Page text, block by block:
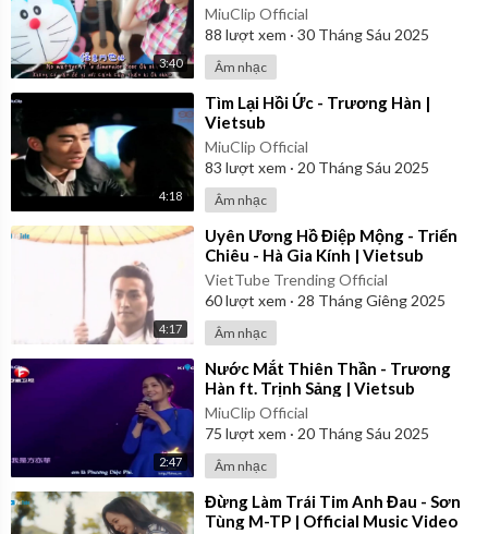
3:40
MiuClip Official
88 lượt xem · 30 Tháng Sáu 2025
Âm nhạc
4:18
⁣Tìm Lại Hồi Ức - Trương Hàn |
Vietsub
MiuClip Official
83 lượt xem · 20 Tháng Sáu 2025
Âm nhạc
4:17
⁣Uyên Ương Hồ Điệp Mộng - Triển
Chiêu - Hà Gia Kính | Vietsub
VietTube Trending Official
60lượt xem · 28 Tháng Giêng 2025
Âm nhạc
2:47
⁣Nước Mắt Thiên Thần - Trương
Hàn ft. Trịnh Sảng | Vietsub
MiuClip Official
75 lượt xem · 20 Tháng Sáu 2025
Âm nhạc
⁣Đừng Làm Trái Tim Anh Đau - Sơn
Tùng M-TP | Official Music Video